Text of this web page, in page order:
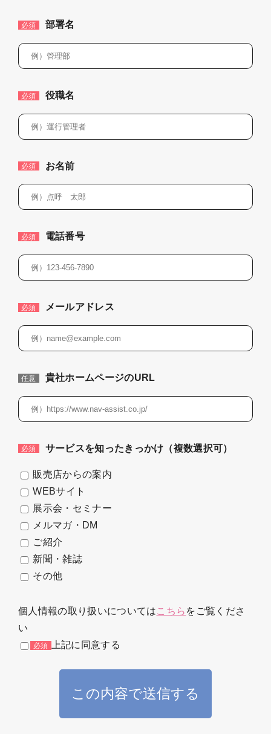
必須 部署名
必須 役職名
必須 お名前
必須 電話番号
必須 メールアドレス
任意 貴社ホームページのURL
必須 サービスを知ったきっかけ（複数選択可）
販売店からの案内
WEBサイト
展示会・セミナー
メルマガ・DM
ご紹介
新聞・雑誌
その他
個人情報の取り扱いについてはこちら をご覧くださ
い
上記に同意する